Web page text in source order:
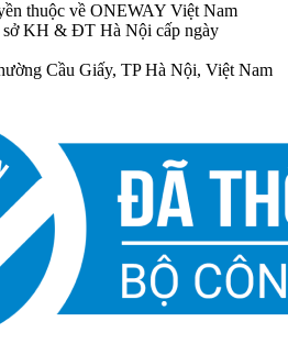
thuộc về ONEWAY Việt Nam
KH & ĐT Hà Nội cấp ngày
Cầu Giấy, TP Hà Nội, Việt Nam